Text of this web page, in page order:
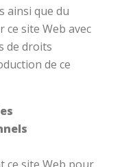
ainsi que du
ce site Web avec
de droits
de ce